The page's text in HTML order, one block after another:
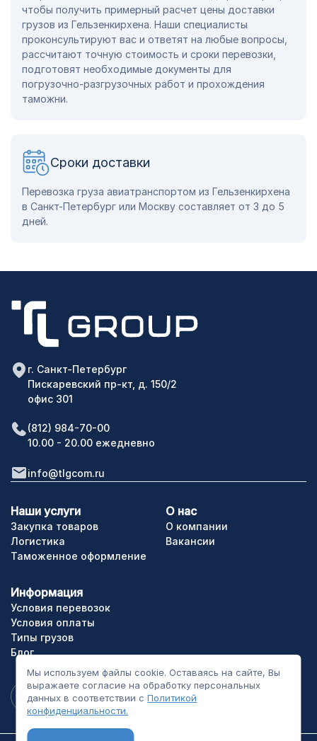
чтобы получить примерный расчет цены доставки
грузов из Гельзенкирхена. Наши специалисты
проконсультируют вас и ответят на любые вопросы,
рассчитают точную стоимость и сроки перевозки,
подготовят необходимые документы для
погрузочно-разгрузочных работ и прохождения
таможни.
Сроки доставки
Перевозка груза авиатранспортом из Гельзенкирхена
в Санкт-Петербург или Москву составляет от 3 до 5
дней.
Мы используем файлы cookie. Оставаясь на сайте, Вы
выражаете согласие на обработку персональных
данных в соответствии сПолитикой
конфиденциальности.
г. Санкт-Петербург
Пискаревский пр-кт, д. 150/2
офис 301
(812) 984-70-00
10.00 - 20.00 ежедневно
info@tlgcom.ru
Закупка товаров
Наши услуги
Логистика
Таможенное оформление
О нас
О компании
Вакансии
Информация
Условия перевозок
Условия оплаты
Типы грузов
Блог